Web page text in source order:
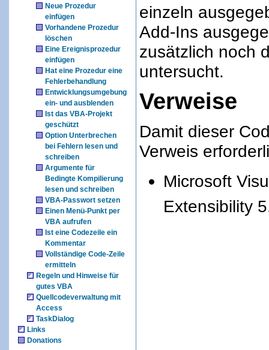
Neue Prozedur
einfügen
Vorhandene Prozedur
löschen
Eine Ereignisprozedur
einfügen
Hat eine Prozedur eine
Fehlerbehandlung
Entwicklungsumgebung
ein- und ausblenden
Ist das VBA-Projekt
geschützt
Option Unterbrechen
bei Fehlern lesen und
schreiben
Argumente für
Bedingte Kompilierung
lesen und schreiben
VBA-Passwort setzen
Einen Menü-Punkt per
VBA aufrufen
Ist eine Codezeile ein
Kommentar
Vollständige Code-Zeile
ermitteln
Regeln und Hinweise für
gutes VBA
Quellcodeverwaltung mit
Access
TaskDialog
Links
Donations
einzeln
Add-Ins
zusätzlich noch
untersucht.
Verweise
Damit dieser
Verweis
Microsoft
Extensibility